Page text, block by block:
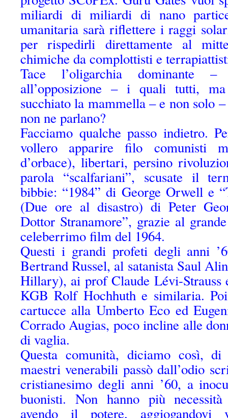
miliardi di miliardi di nano
umanitaria sarà riflettere i raggi
per rispedirli direttamente al
chimiche da complottisti e
Tace l’oligarchia dominante
all’opposizione – i quali tutti,
succhiato la mammella – e non solo
non ne parlano?
Facciamo qualche passo indietro.
vollero apparire filo comunisti
d’orbace), libertari, persino
parola “scalfariani”, scusate il
bibbie: “1984” di George Orwell e
(Due ore al disastro) di Peter
Dottor Stranamore”, grazie al
celeberrimo film del 1964.
Questi i grandi profeti degli anni
Bertrand Russel, al satanista Saul
Hillary), ai prof Claude Lévi-Strauss
KGB Rolf Hochhuth e similaria.
cartucce alla Umberto Eco ed
Corrado Augias, poco incline alle
di vaglia.
Questa comunità, diciamo così,
maestri venerabili passò dall’odio
cristianesimo degli anni ’60, a
buonisti. Non hanno più
avendo il potere, aggiogandovi